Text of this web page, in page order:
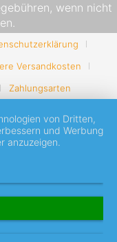
wenn nicht
Versandkosten
Zahlungsarten
von Dritten,
und Werbung
anzuzeigen.